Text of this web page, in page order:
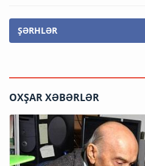
ŞƏRHLƏR
OXŞAR XƏBƏRLƏR